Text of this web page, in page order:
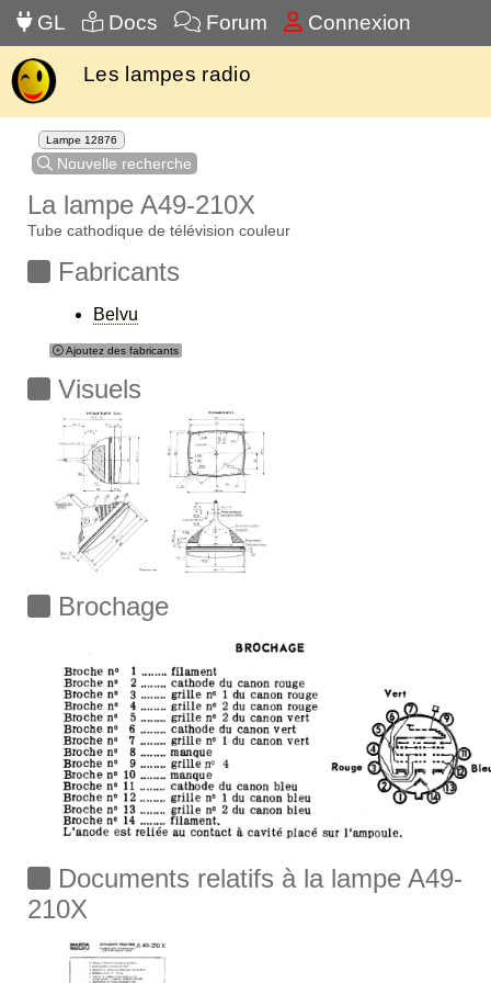
GL Docs Forum Connexion
Les lampes radio
Lampe 12876
Nouvelle recherche
La lampe A49-210X
Tube cathodique de télévision couleur
Fabricants
Belvu
Ajoutez des fabricants
Visuels
Brochage
Documents relatifs à la lampe A49-
210X